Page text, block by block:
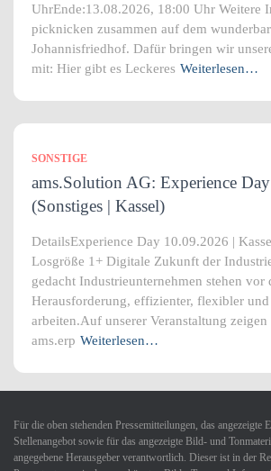
UhrEnde:13.08.2026, 18:00 Uhr Weitere
picknicken zusammen auf dem
Johannisfriedhof. Dafür bringen wir
mit: Hier gibt es Leckeres Weiterlesen…
SONSTIGE
ams.Solution AG: Experience
(Sonstiges | Kassel)
DetailsExperience Day 10.09.2026 |
Losgröße 1+ Digitale Zukunft der
gedacht Industrieunternehmen stehen vor
Herausforderung, effizienter, flexibler und
arbeiten.Auf unserer Veranstaltung
ams.erp Weiterlesen…
Für die oben stehenden Pressemitteilungen, das angezeigte
Stellenangebot sowie für das angezeigte Bild- und
angegebene Herausgeber verantwortlich. Dieser ist in der